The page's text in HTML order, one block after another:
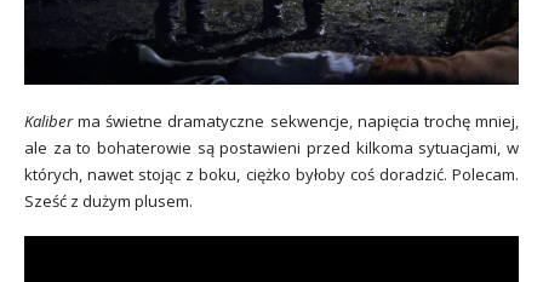
Kaliberma świetne dramatyczne sekwencje, napięcia trochę mniej,
ale za to bohaterowie są postawieni przed kilkoma sytuacjami, w
których, nawet stojąc z boku, ciężko byłoby coś doradzić. Polecam.
Sześć z dużym plusem.